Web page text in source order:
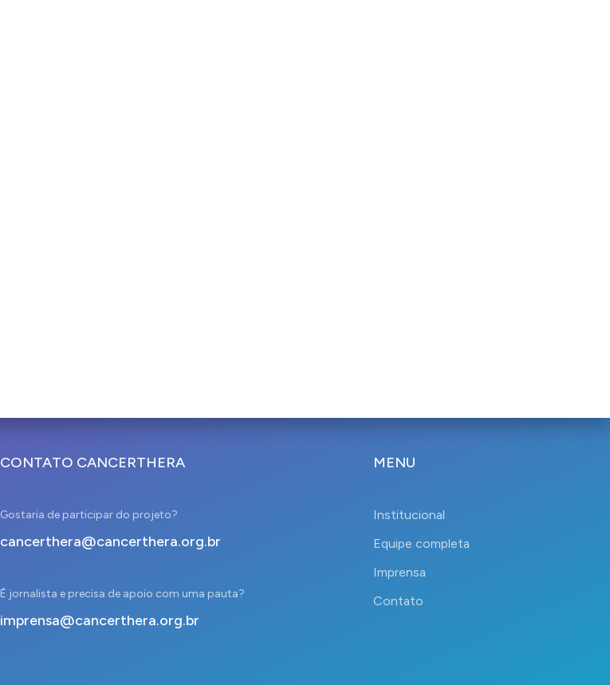
CONTATO CANCERTHERA
Gostaria de participar do projeto?
cancerthera@cancerthera.org.br
É jornalista e precisa de apoio com uma pauta?
imprensa@cancerthera.org.br
MENU
Institucional
Equipe completa
Imprensa
Contato